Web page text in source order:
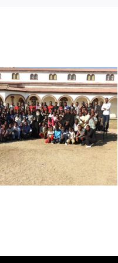
Συνεχίζεται η
περίοδος του
Σεμιναρίου στην Ι.Μ.
Κατάνγκας